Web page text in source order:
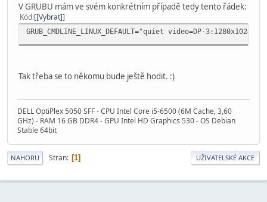
V GRUBU mám ve svém konkrétním případě tedy tento řádek:
Kód [Vybrat]
GRUB_CMDLINE_LINUX_DEFAULT="quiet video=DP-
Tak třeba se to někomu bude ještě hodit. :)
DELL OptiPlex 5050 SFF - CPU Intel Core i5-6500 (6M Cache, 3,60
GHz) - RAM 16 GB DDR4 - GPU Intel HD Graphics 530 - OS Debian
Stable 64bit
NAHORU Stran 1 UŽIVATELSKÉ AKCE